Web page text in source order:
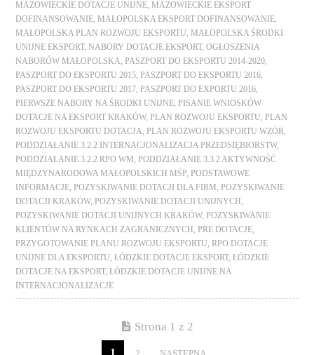
MAZOWIECKIE DOTACJE UNIJNE
MAZOWIECKIE EKSPORT
DOFINANSOWANIE
MAŁOPOLSKA EKSPORT DOFINANSOWANIE
MAŁOPOLSKA PLAN ROZWOJU EKSPORTU
MAŁOPOLSKA ŚRODKI
UNIJNE EKSPORT, NABORY DOTACJE EKSPORT,OGŁOSZENIA
NABORÓW MAŁOPOLSKA
PASZPORT DO EKSPORTU 2014-2020
PASZPORT DO EKSPORTU 2015
PASZPORT DO EKSPORTU 2016
PASZPORT DO EKSPORTU 2017
PASZPORT DO EXPORTU 2016
PIERWSZE NABORY NA ŚRODKI UNIJNE
PISANIE WNIOSKÓW
DOTACJE NA EKSPORT KRAKÓW, PLAN ROZWOJU EKSPORTU
PLAN
ROZWOJU EKSPORTU DOTACJA
PLAN ROZWOJU EKSPORTU WZÓR
PODDZIAŁANIE 3.2.2 INTERNACJONALIZACJA PRZEDSIĘBIORSTW,
PODDZIAŁANIE 3.2.2 RPO WM
PODDZIAŁANIE 3.3.2 AKTYWNOŚĆ
MIĘDZYNARODOWA MAŁOPOLSKICH MŚP
PODSTAWOWE
INFORMACJE
POZYSKIWANIE DOTACJI DLA FIRM
POZYSKIWANIE
DOTACJI KRAKÓW, POZYSKIWANIE DOTACJI UNIJNYCH
POZYSKIWANIE DOTACJI UNIJNYCH KRAKÓW, POZYSKIWANIE
KLIENTÓW NA RYNKACH ZAGRANICZNYCH
PRE DOTACJE
PRZYGOTOWANIE PLANU ROZWOJU EKSPORTU
RPO DOTACJE
UNIJNE DLA EKSPORTU ,ŁÓDZKIE DOTACJE EKSPORT,ŁÓDZKIE
DOTACJE NA EKSPORT,ŁÓDZKIE DOTACJE UNIJNE NA
INTERNACJONALIZACJE
Strona 1 z 2